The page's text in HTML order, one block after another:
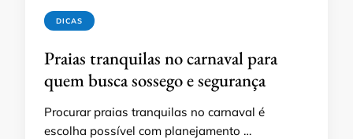
DICAS
Praias tranquilas no carnaval para
quem busca sossego e segurança
Procurar praias tranquilas no carnaval é
escolha possível com planejamento …